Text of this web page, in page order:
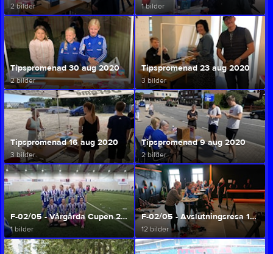
2 bilder 1 bilder
Tipspromenad 30 aug 2020
2 bilder
Tipspromenad 23 aug 2020
3 bilder
Tipspromenad 16 aug 2020
3 bilder
Tipspromenad 9 aug 2020
2 bilder
F-02/05 - Vårgårda Cupen 25 mars 2018
1 bilder
F-02/05 - Avslutningsresa 17 okt 2019
12 bilder